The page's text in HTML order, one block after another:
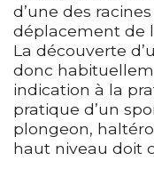
d’une des
déplacement de
La découverte
donc
indication à la
pratique d’un
plongeon,
haut niveau doit